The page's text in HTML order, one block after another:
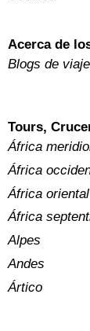
Acerca de
Blogs de
Tours,
África
África
África oriental
África
Alpes
Andes
Ártico